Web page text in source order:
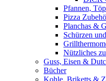
Pfannen,
Pizza
Planchas &
Schürzen
Nützliches
Guss, Eisen &
Bücher
Kohle, Briketts &